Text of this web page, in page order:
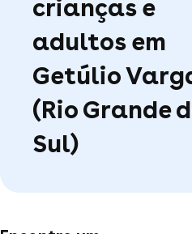
crianças e
adultos em
Getúlio
(Rio Grande
Sul)